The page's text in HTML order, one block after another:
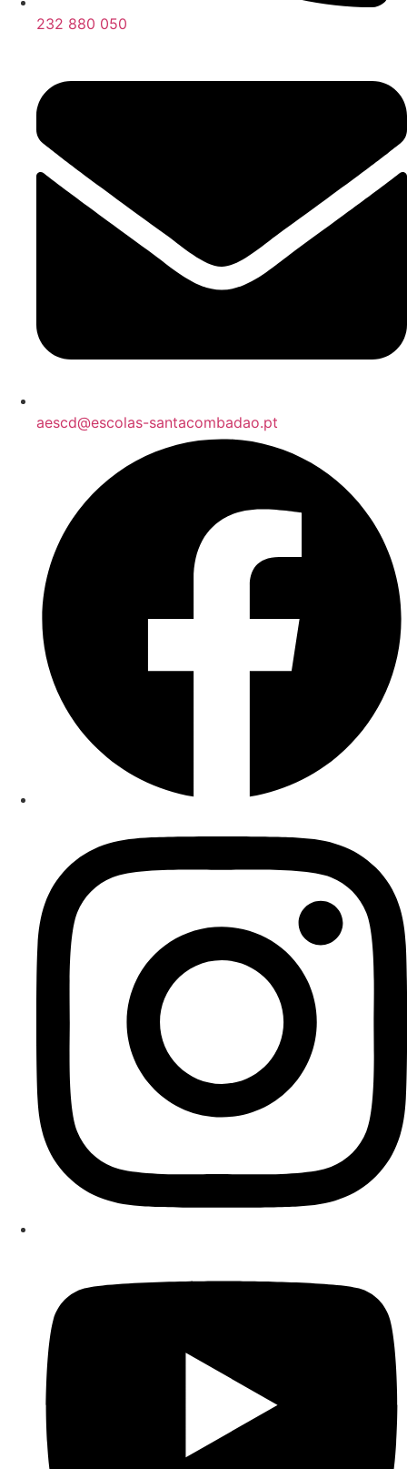
232 880 050
aescd@escolas-santacombadao.pt